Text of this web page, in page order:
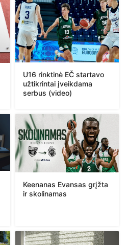
U16 rinktinė EČ startavo
užtikrintai įveikdama
serbus (video)
Keenanas Evansas grįžta
ir skolinamas